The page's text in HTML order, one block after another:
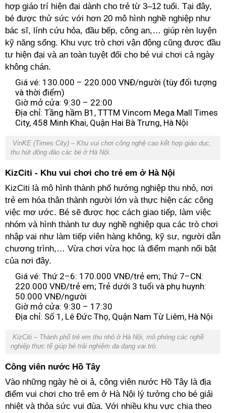
hợp giáo trí hiện đại dành cho trẻ từ 3–12 tuổi. Tại đây,
bé được thử sức với hơn 20 mô hình nghề nghiệp như
bác sĩ, lính cứu hỏa, đầu bếp, công an,… giúp rèn luyện
kỹ năng sống. Khu vực trò chơi vận động cũng được đầu
tư hiện đại và an toàn tuyệt đối cho bé vui chơi cả ngày
không chán.
Giá vé: 130.000 – 220.000 VNĐ/người (tùy đối tượng
và thời điểm)
Giờ mở cửa: 9:30 – 22:00
Địa chỉ: Tầng hầm B1, TTTM Vincom Mega Mall Times
City, 458 Minh Khai, Quận Hai Bà Trưng, Hà Nội
VinKE (Times City) – Khu vui chơi công nghệ cao kết hợp giáo dục,
thu hút đông đảo các bé ở Hà Nội.
KizCiti - Khu vui chơi cho trẻ em ở Hà Nội
KizCiti là mô hình thành phố hướng nghiệp thu nhỏ, nơi
trẻ em hóa thân thành người lớn và thực hiện các công
việc mơ ước. Bé sẽ được học cách giao tiếp, làm việc
nhóm và hình thành tư duy nghề nghiệp qua các trò chơi
nhập vai như làm tiếp viên hàng không, kỹ sư, người dẫn
chương trình,… Vừa chơi vừa học là điểm mạnh nổi bật
của nơi đây.
Giá vé: Thứ 2–6: 170.000 VNĐ/trẻ em; Thứ 7–CN:
220.000 VNĐ/trẻ em; Trẻ dưới 3 tuổi và phụ huynh:
50.000 VNĐ/người
Giờ mở cửa: 9:30 – 17:30
Địa chỉ: Số 1, Lê Đức Thọ, Quận Nam Từ Liêm, Hà Nội
KizCiti – Thành phố trẻ em thu nhỏ ở Hà Nội, mô phỏng các nghề
nghiệp thực tế giúp bé trải nghiệm đa dạng vai trò.
Công viên nước Hồ Tây
Vào những ngày hè oi ả, công viên nước Hồ Tây là địa
điểm vui chơi cho trẻ em ở Hà Nội lý tưởng cho bé giải
nhiệt và thỏa sức vui đùa. Với nhiều khu vực chia theo